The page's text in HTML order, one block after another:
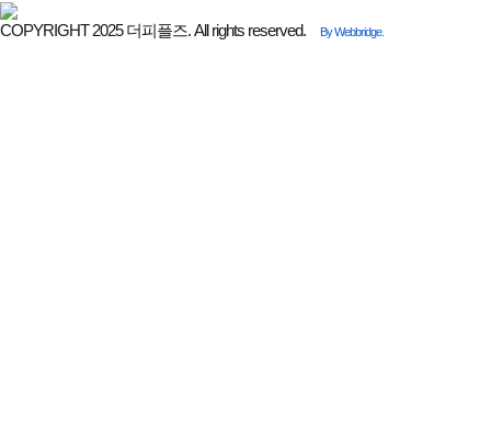
COPYRIGHT 2025 더피플즈. All rights reserved. By Webbridge.